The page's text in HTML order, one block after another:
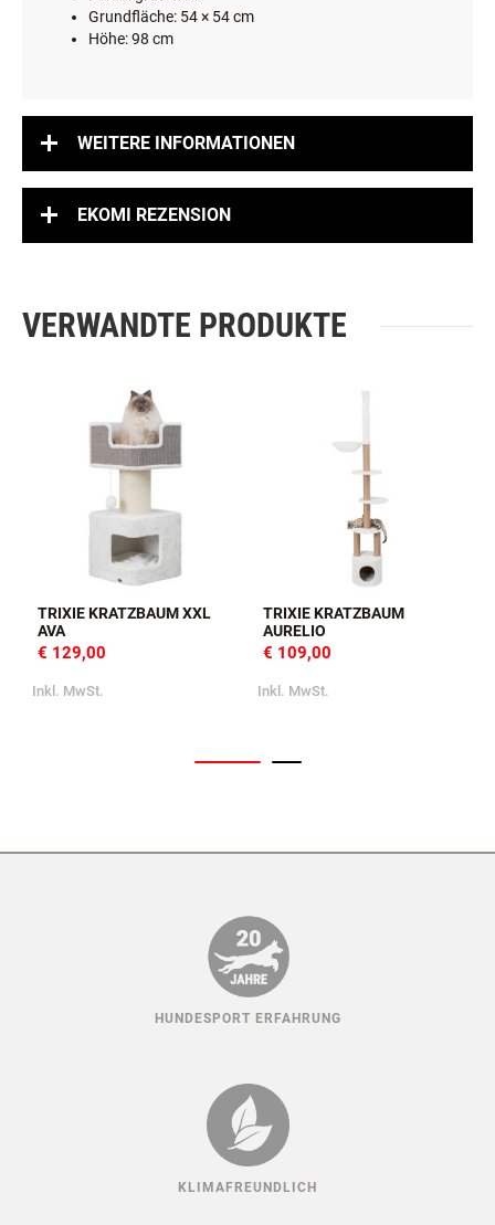
Grundfläche: 54 × 54 cm
Höhe: 98 cm
WEITERE INFORMATIONEN
EKOMI REZENSION
VERWANDTE PRODUKTE
TRIXIE KRATZBAUM XXL
AVA
€ 129,00
Inkl. MwSt.
TRIXIE KRATZBAUM
AURELIO
€ 109,00
Inkl. MwSt.
HUNDESPORT ERFAHRUNG
KLIMAFREUNDLICH